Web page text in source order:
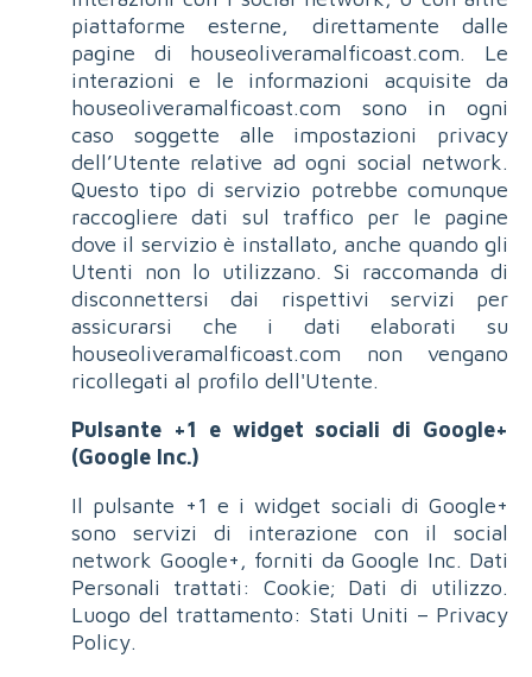
piattaforme esterne, direttamente dalle
pagine di houseoliveramalficoast.com. Le
interazioni e le informazioni acquisite da
houseoliveramalficoast.com sono in ogni
caso soggette alle impostazioni privacy
dell’Utente relative ad ogni social network.
Questo tipo di servizio potrebbe comunque
raccogliere dati sul traffico per le pagine
dove il servizio è installato, anche quando gli
Utenti non lo utilizzano. Si raccomanda di
disconnettersi dai rispettivi servizi per
assicurarsi che i dati elaborati su
houseoliveramalficoast.com non vengano
ricollegati al profilo dell'Utente.
Pulsante +1 e widget sociali di Google+
(Google Inc.)
Il pulsante +1 e i widget sociali di Google+
sono servizi di interazione con il social
network Google+, forniti da Google Inc. Dati
Personali trattati: Cookie; Dati di utilizzo.
Luogo del trattamento: Stati Uniti – Privacy
Policy.